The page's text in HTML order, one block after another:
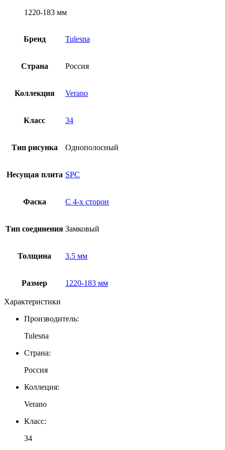
1220-183 мм
Бренд Tulesna
Страна Россия
Коллекция Verano
Класс 34
Тип рисунка Однополосный
Несущая плита SPC
Фаска С 4-x сторон
Тип соединения Замковый
Толщина 3.5 мм
Размер 1220-183 мм
Характеристики
Производитель:
Tulesna
Страна:
Россия
Коллеция:
Verano
Класс:
34